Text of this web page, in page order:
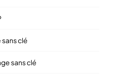
clé
sans clé